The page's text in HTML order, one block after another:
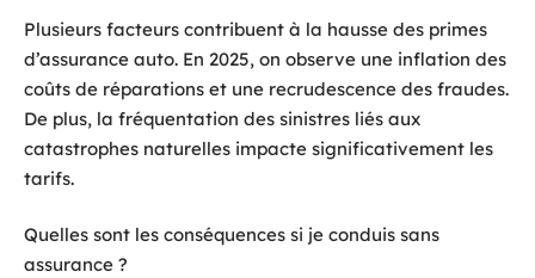
Plusieurs facteurs contribuent à la hausse des primes
d’assurance auto. En 2025, on observe une inflation des
coûts de réparations et une recrudescence des fraudes.
De plus, la fréquentation des sinistres liés aux
catastrophes naturelles impacte significativement les
tarifs.
Quelles sont les conséquences si je conduis sans
assurance ?